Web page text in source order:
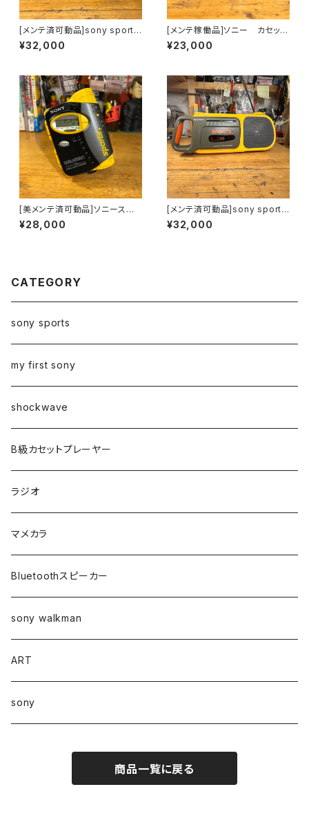
[メンテ済可動品]sony sports
ソニースポーツラジカセCFM-1
04
¥32,000
[メンテ稼働品]ソニー カセット
ウォークマン my first sony W
M-3000
¥23,000
[美メンテ済可動品]ソニースポ
ーツカセットウォークマンWM-F
S593
¥28,000
[メンテ済可動品]sony sports
ソニースポーツラジカセCFM-1
04
¥32,000
CATEGORY
sony sports
my first sony
shockwave
B級カセットプレーヤー
ラジオ
マメカラ
Bluetoothスピーカー
sony walkman
ART
sony
商品一覧に戻る